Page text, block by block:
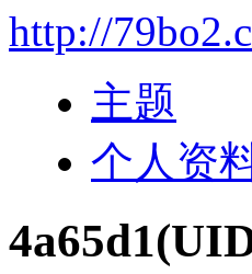
http://
主题
个人资
4a65d1